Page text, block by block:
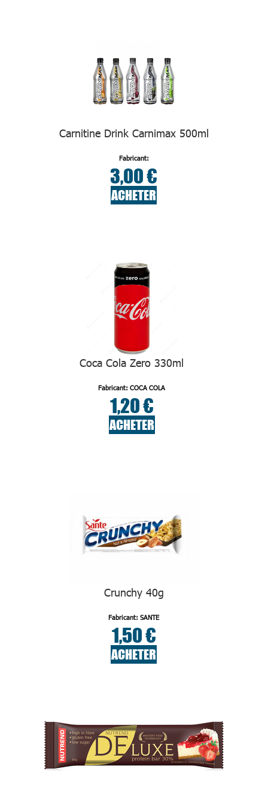
Carnitine Drink Carnimax 500ml
Fabricant:
3,00 €
ACHETER
Coca Cola Zero 330ml
Fabricant: COCA COLA
1,20 €
ACHETER
Crunchy 40g
Fabricant: SANTE
1,50 €
ACHETER